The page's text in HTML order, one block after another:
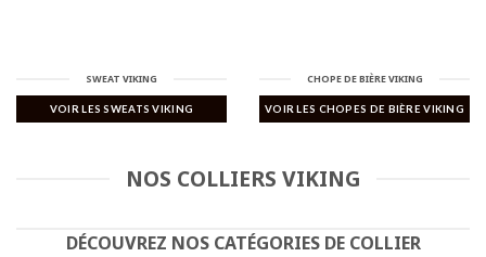
SWEAT VIKING
VOIR LES SWEATS VIKING
CHOPE DE BIÈRE VIKING
VOIR LES CHOPES DE BIÈRE VIKING
NOS COLLIERS VIKING
DÉCOUVREZ NOS CATÉGORIES DE COLLIER